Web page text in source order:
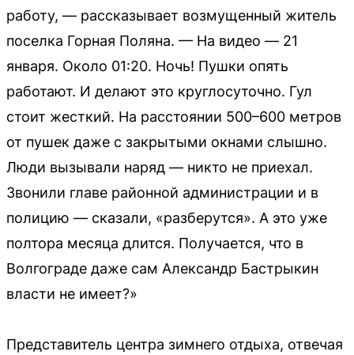
работу, — рассказывает возмущенный житель
поселка Горная Поляна. — На видео — 21
января. Около 01:20. Ночь! Пушки опять
работают. И делают это круглосуточно. Гул
стоит жесткий. На расстоянии 500–600 метров
от пушек даже с закрытыми окнами слышно.
Люди вызывали наряд — никто не приехал.
Звонили главе районной администрации и в
полицию — сказали, «разберутся». А это уже
полтора месяца длится. Получается, что в
Волгограде даже сам Александр Бастрыкин
власти не имеет?»
Представитель центра зимнего отдыха, отвечая